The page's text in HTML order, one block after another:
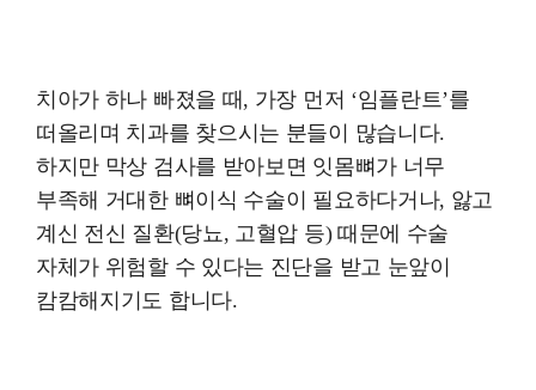
치아가 하나 빠졌을 때, 가장 먼저 ‘임플란트’를
떠올리며 치과를 찾으시는 분들이 많습니다.
하지만 막상 검사를 받아보면 잇몸뼈가 너무
부족해 거대한 뼈이식 수술이 필요하다거나, 앓고
계신 전신 질환(당뇨, 고혈압 등) 때문에 수술
자체가 위험할 수 있다는 진단을 받고 눈앞이
캄캄해지기도 합니다.